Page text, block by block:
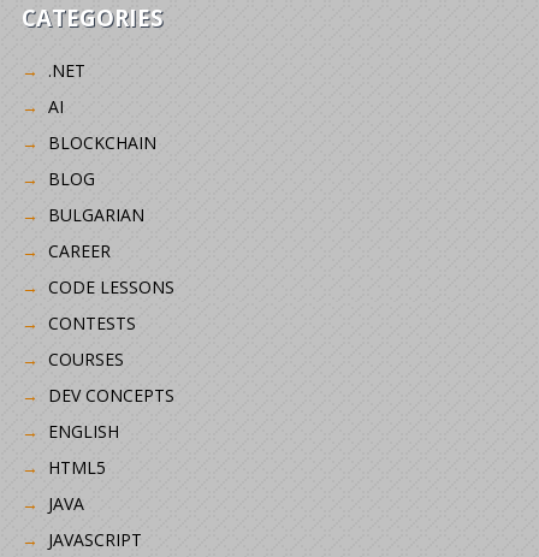
CATEGORIES
.NET
AI
BLOCKCHAIN
BLOG
BULGARIAN
CAREER
CODE LESSONS
CONTESTS
COURSES
DEV CONCEPTS
ENGLISH
HTML5
JAVA
JAVASCRIPT